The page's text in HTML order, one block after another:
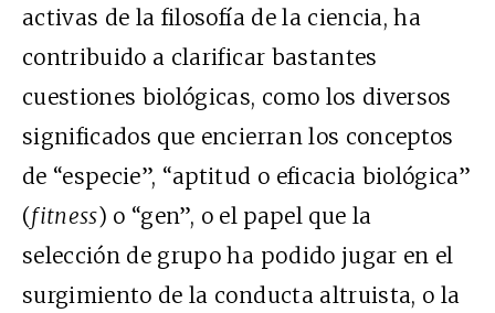
activas de la filosofía de la ciencia, ha
contribuido a clarificar bastantes
cuestiones biológicas, como los diversos
significados que encierran los conceptos
de “especie”, “aptitud o eficacia biológica”
(fitness) o “gen”, o el papel que la
selección de grupo ha podido jugar en el
surgimiento de la conducta altruista, o la